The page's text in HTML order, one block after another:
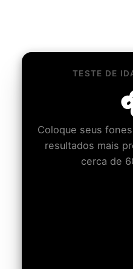
TESTE DE
Coloque seus
resultados mais
cerca de